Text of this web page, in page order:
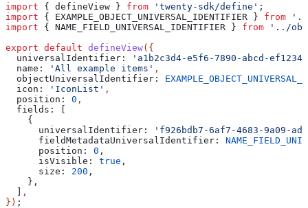
import { defineView } from 'twenty-sdk/define' ;
import { EXAMPLE_OBJECT_UNIVERSAL_IDENTIFIER } from '../
import { NAME_FIELD_UNIVERSAL_IDENTIFIER } from '../
export default defineView({
  universalIdentifier:
'a1b2c3d4-e5f6-7890-abcd-
  name:
'All example items' ,
  objectUniversalIdentifier:
  icon:
'IconList' ,
  position:
0 ,
  fields:
[
    {
      universalIdentifier:
'f926bdb7-6af7-4683-9a09-
      fieldMetadataUniversalIdentifier:
      position:
0 ,
      isVisible:
true ,
      size:
200 ,
    },
  ]
,
}) ;